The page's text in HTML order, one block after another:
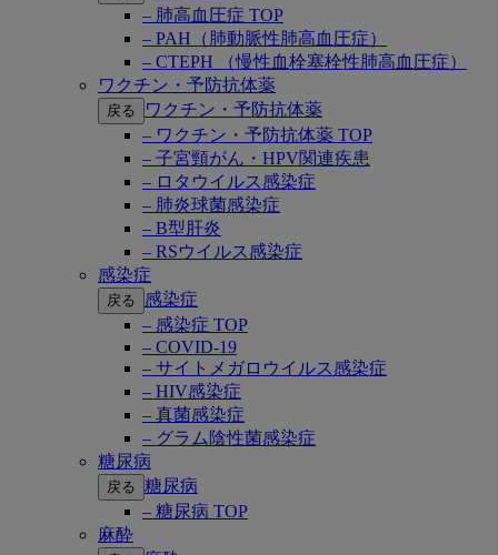
– 肺高血圧症 TOP
– PAH（肺動脈性肺高血圧症）
– CTEPH （慢性血栓塞栓性肺高血圧症）
ワクチン・予防抗体薬
戻る
ワクチン・予防抗体薬
– ワクチン・予防抗体薬 TOP
– 子宮頸がん・HPV関連疾患
– ロタウイルス感染症
– 肺炎球菌感染症
– B型肝炎
– RSウイルス感染症
感染症
戻る
感染症
– 感染症 TOP
– COVID-19
– サイトメガロウイルス感染症
– HIV感染症
– 真菌感染症
– グラム陰性菌感染症
糖尿病
戻る 糖尿病
– 糖尿病 TOP
麻酔